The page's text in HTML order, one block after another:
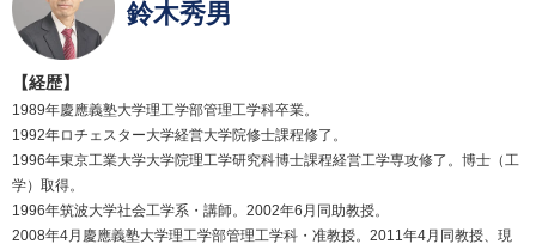
鈴木秀男
【経歴】
1989年慶應義塾大学理工学部管理工学科卒業。
1992年ロチェスター大学経営大学院修士課程修了。
1996年東京工業大学大学院理工学研究科博士課程経営工学専攻修了。博士（工
学）取得。
1996年筑波大学社会工学系・講師。2002年6月同助教授。
2008年4月慶應義塾大学理工学部管理工学科・准教授。2011年4月同教授、現